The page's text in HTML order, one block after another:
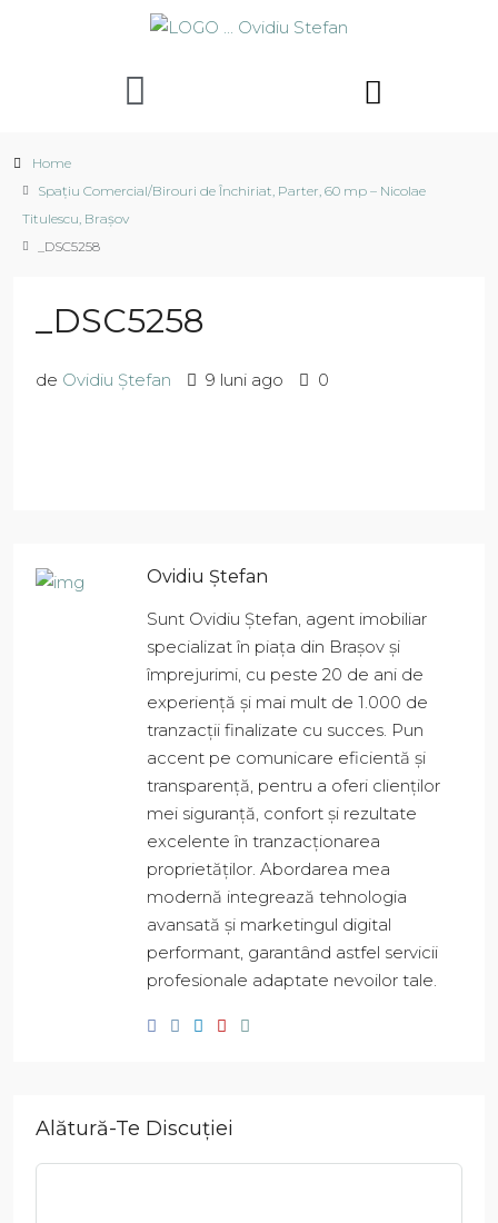
Home
Spațiu Comercial/Birouri de Închiriat, Parter, 60 mp – Nicolae
Titulescu, Brașov
_DSC5258
_DSC5258
de Ovidiu Ștefan 9 luni ago 0
Ovidiu Ștefan
Sunt Ovidiu Ștefan, agent imobiliar
specializat în piața din Brașov și
împrejurimi, cu peste 20 de ani de
experiență și mai mult de 1.000 de
tranzacții finalizate cu succes. Pun
accent pe comunicare eficientă și
transparență, pentru a oferi clienților
mei siguranță, confort și rezultate
excelente în tranzacționarea
proprietăților. Abordarea mea
modernă integrează tehnologia
avansată și marketingul digital
performant, garantând astfel servicii
profesionale adaptate nevoilor tale.
Alătură-Te Discuției